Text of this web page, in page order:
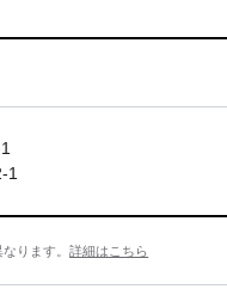
1
なります。詳細はこちら